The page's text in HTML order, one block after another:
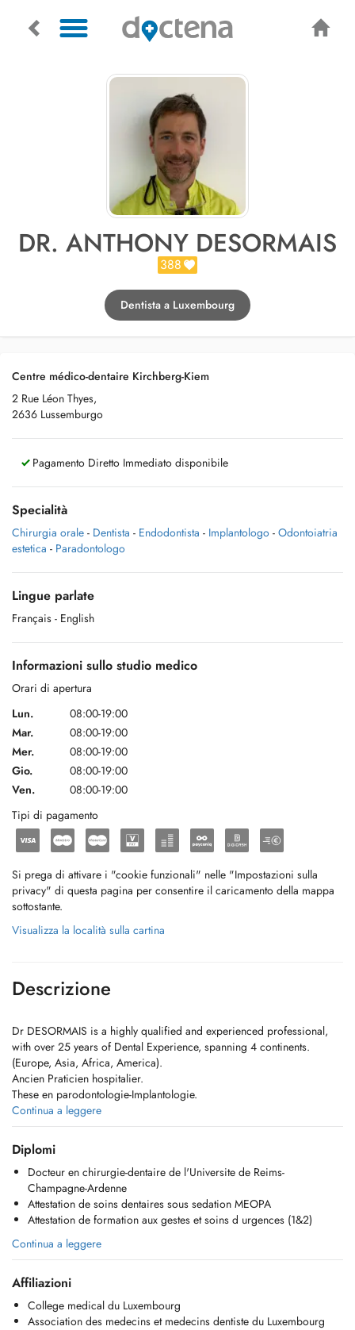
DR. ANTHONY DESORMAIS
388
Dentista a Luxembourg
Centre médico-dentaire Kirchberg-Kiem
2 Rue Léon Thyes,
2636 Lussemburgo
Pagamento Diretto Immediato disponibile
Specialità
Chirurgia orale - Dentista - Endodontista - Implantologo - Odontoiatria
estetica - Paradontologo
Lingue parlate
Français - English
Informazioni sullo studio medico
Orari di apertura
Lun.
08:00-19:00
Mar.
08:00-19:00
Mer.
08:00-19:00
Gio.
08:00-19:00
Ven.
08:00-19:00
Tipi di pagamento
Si prega di attivare i "cookie funzionali" nelle "Impostazioni sulla
privacy" di questa pagina per consentire il caricamento della mappa
sottostante.
Visualizza la località sulla cartina
Descrizione
Dr DESORMAIS is a highly qualified and experienced professional,
with over 25 years of Dental Experience, spanning 4 continents.
(Europe, Asia, Africa, America).
Ancien Praticien hospitalier.
These en parodontologie-Implantologie.
Prothese sur implant et implantologie depuis 2002.
Contacter par téléphone au 420955.
En cas d'absence, merci de laisser un message à Clara, qui est
disponible 24h/24h, afin de faciliter et d'accélérer votre rappel.
ou par mail:secretariat.cmdkk@gmail.com
Continua a leggere
Diplomi
Docteur en chirurgie-dentaire de l'Universite de Reims-
Champagne-Ardenne
Attestation de soins dentaires sous sedation MEOPA
Attestation de formation aux gestes et soins d urgences (1&2)
Continua a leggere
Affiliazioni
College medical du Luxembourg
Association des medecins et medecins dentiste du Luxembourg